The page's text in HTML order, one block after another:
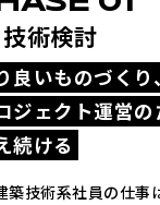
技術検討
良いものづくり、
ジェクト運営の
続ける
築技術系社員の仕事